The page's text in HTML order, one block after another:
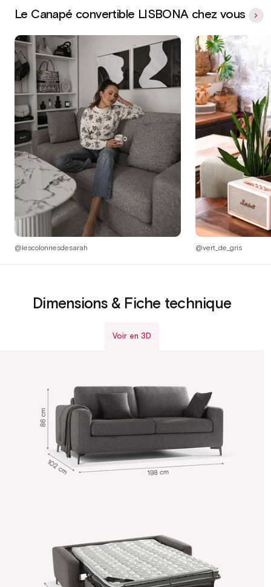
Le Canapé convertible LISBONA chez vous
@lescolonnesdesarah @vert_de_gris
Voir en 3D